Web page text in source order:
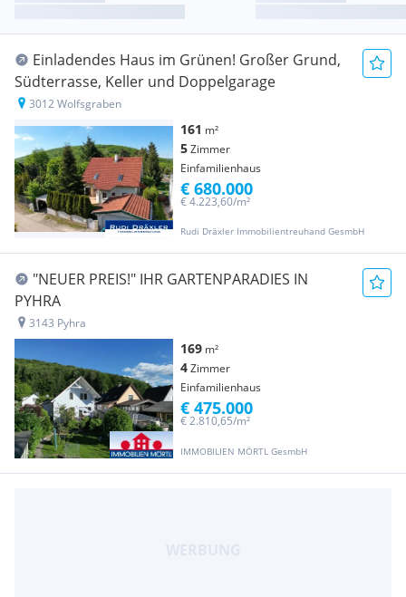
Einladendes Haus im Grünen! Großer Grund,
Südterrasse, Keller und Doppelgarage
3012 Wolfsgraben
161 m²
5Zimmer
Einfamilienhaus
Rudi Dräxler Immobilientreuhand GesmbH
€ 4.223,60/m²
€ 680.000
"NEUER PREIS!" IHR GARTENPARADIES IN
PYHRA
3143 Pyhra
169 m²
4Zimmer
Einfamilienhaus
IMMOBILIEN MÖRTL GesmbH
€ 2.810,65/m²
€ 475.000